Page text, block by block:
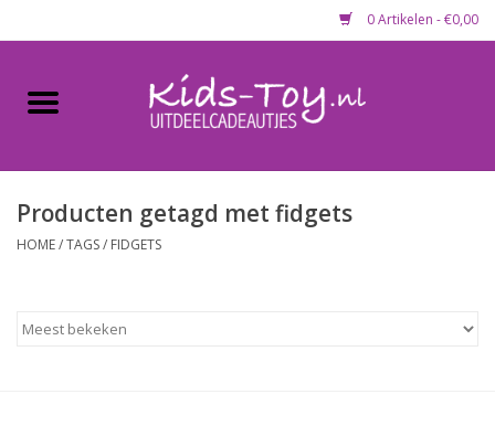
0 Artikelen - €0,00
Home
Gevulde capsules & mixen
Maandaanbieding
Producten getagd met fidgets
HOME/TAGS/ FIDGETS